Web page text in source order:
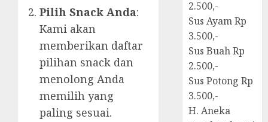
Pilih Snack Anda:
Kami akan
memberikan daftar
pilihan snack dan
menolong Anda
memilih yang
paling sesuai.
2.500,-
Sus Ayam Rp
3.500,-
Sus Buah Rp
2.500,-
Sus Potong Rp
3.500,-
H. Aneka